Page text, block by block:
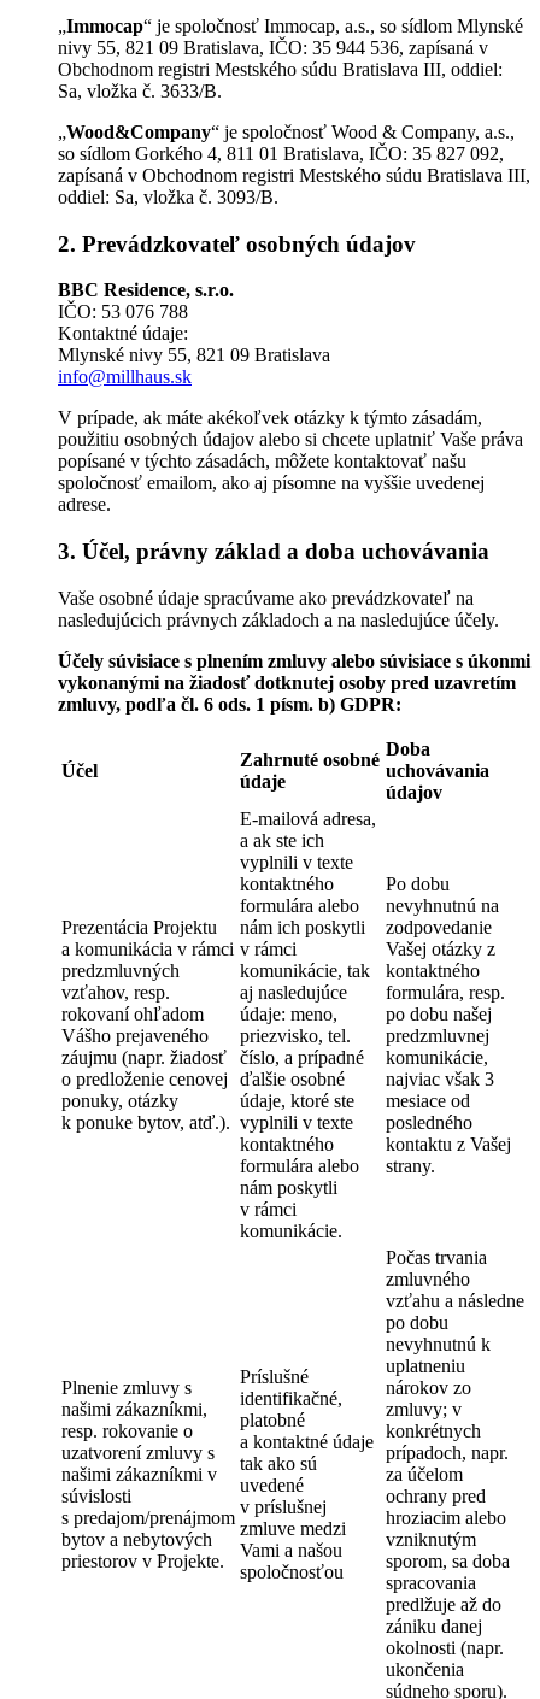
„Immocap“ je spoločnosť Immocap, a.s., so sídlom Mlynské
nivy 55, 821 09 Bratislava, IČO: 35 944 536, zapísaná v
Obchodnom registri Mestského súdu Bratislava III, oddiel:
Sa, vložka č. 3633/B.
„Wood&Company“ je spoločnosť Wood & Company, a.s.,
so sídlom Gorkého 4, 811 01 Bratislava, IČO: 35 827 092,
zapísaná v Obchodnom registri Mestského súdu Bratislava III,
oddiel: Sa, vložka č. 3093/B.
2. Prevádzkovateľ osobných údajov
BBC Residence, s.r.o.
IČO: 53 076 788
Kontaktné údaje:
Mlynské nivy 55, 821 09 Bratislava
info@millhaus.sk
V prípade, ak máte akékoľvek otázky k týmto zásadám,
použitiu osobných údajov alebo si chcete uplatniť Vaše práva
popísané v týchto zásadách, môžete kontaktovať našu
spoločnosť emailom, ako aj písomne na vyššie uvedenej
adrese.
3. Účel, právny základ a doba uchovávania
Vaše osobné údaje spracúvame ako prevádzkovateľ na
nasledujúcich právnych základoch a na nasledujúce účely.
Účely súvisiace s plnením zmluvy alebo súvisiace s úkonmi
vykonanými na žiadosť dotknutej osoby pred uzavretím
zmluvy, podľa čl. 6 ods. 1 písm. b) GDPR:
Účel
Zahrnuté osobné
údaje
Doba
uchovávania
údajov
Prezentácia Projektu
a komunikácia v rámci
predzmluvných
vzťahov, resp.
rokovaní ohľadom
Vášho prejaveného
záujmu (napr. žiadosť
o predloženie cenovej
ponuky, otázky
k ponuke bytov, atď.).
E-mailová adresa,
a ak ste ich
vyplnili v texte
kontaktného
formulára alebo
nám ich poskytli
v rámci
komunikácie, tak
aj nasledujúce
údaje: meno,
priezvisko, tel.
číslo, a prípadné
ďalšie osobné
údaje, ktoré ste
vyplnili v texte
kontaktného
formulára alebo
nám poskytli
v rámci
komunikácie.
Po dobu
nevyhnutnú na
zodpovedanie
Vašej otázky z
kontaktného
formulára, resp.
po dobu našej
predzmluvnej
komunikácie,
najviac však 3
mesiace od
posledného
kontaktu z Vašej
strany.
Plnenie zmluvy s
našimi zákazníkmi,
resp. rokovanie o
uzatvorení zmluvy s
našimi zákazníkmi v
súvislosti
s predajom/prenájmom
bytov a nebytových
priestorov v Projekte.
Príslušné
identifikačné,
platobné
a kontaktné údaje
tak ako sú
uvedené
v príslušnej
zmluve medzi
Vami a našou
spoločnosťou
Počas trvania
zmluvného
vzťahu a následne
po dobu
nevyhnutnú k
uplatneniu
nárokov zo
zmluvy; v
konkrétnych
prípadoch, napr.
za účelom
ochrany pred
hroziacim alebo
vzniknutým
sporom, sa doba
spracovania
predlžuje až do
zániku danej
okolnosti (napr.
ukončenia
súdneho sporu).